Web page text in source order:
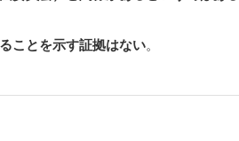
ことを示す証拠はない。